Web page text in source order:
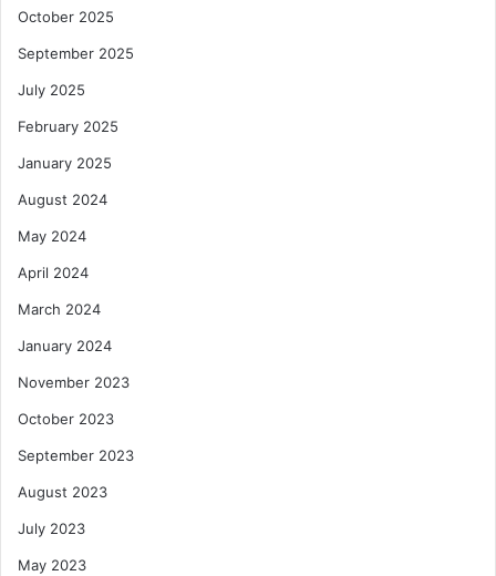
October 2025
September 2025
July 2025
February 2025
January 2025
August 2024
May 2024
April 2024
March 2024
January 2024
November 2023
October 2023
September 2023
August 2023
July 2023
May 2023